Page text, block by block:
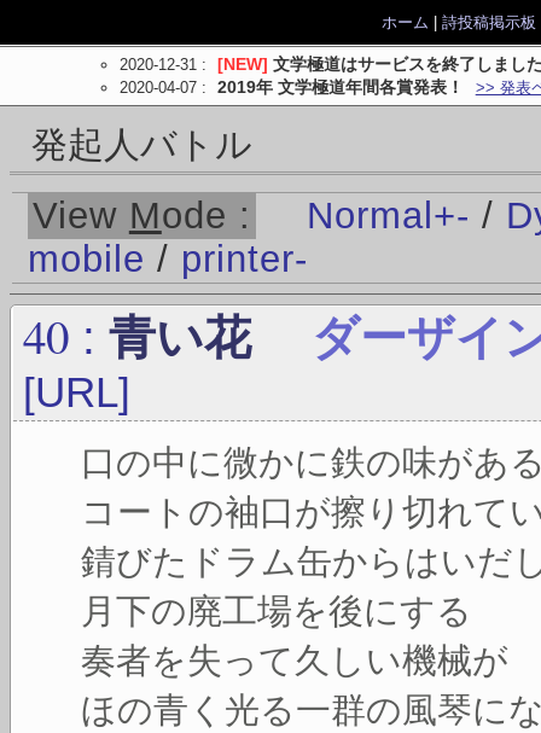
ホーム 詩投稿掲示板
2020-12-31: [NEW] 文学極道はサービスを終了しまし
2020-04-07: 2019年 文学極道年間各賞発表！ >> 発表
発起人バトル
View Mode : Normal +- /
mobile / printer-
40 : 青い花 ダーザイ
[URL]
口の中に微かに鉄の味があ
コートの袖口が擦り切れて
錆びたドラム缶からはいだ
月下の廃工場を後にする
奏者を失って久しい機械が
ほの青く光る一群の風琴に